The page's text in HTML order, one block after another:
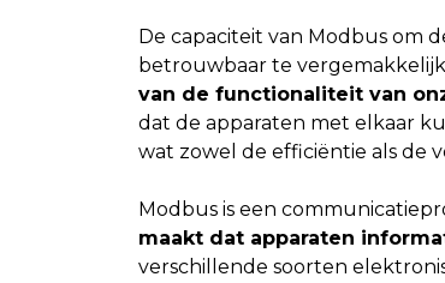
De capaciteit van Modbus om
betrouwbaar te
van de functionaliteit van
dat de apparaten met elkaar
wat zowel de efficiëntie als de
Modbus is een
maakt dat apparaten
verschillende soorten